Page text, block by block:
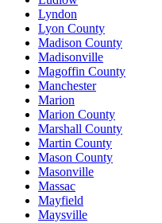
Lyndon
Lyon County
Madison County
Madisonville
Magoffin County
Manchester
Marion
Marion County
Marshall County
Martin County
Mason County
Masonville
Massac
Mayfield
Maysville